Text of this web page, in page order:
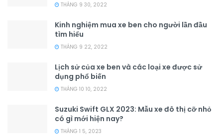
THÁNG 9 30, 2022
Kinh nghiệm mua xe ben cho người lần đầu
tìm hiểu
THÁNG 9 22, 2022
Lịch sử của xe ben và các loại xe được sử
dụng phổ biến
THÁNG 10 10, 2022
Suzuki Swift GLX 2023: Mẫu xe đô thị cỡ nhỏ
có gì mới hiện nay?
THÁNG 1 5, 2023